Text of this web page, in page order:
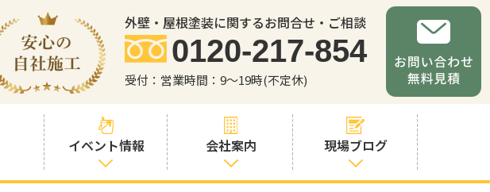
外壁・屋根塗装に関するお問合せ・ご相談
0120-217-854
受付：営業時間：9～19時(不定休)
イベント情報 会社案内 現場ブログ